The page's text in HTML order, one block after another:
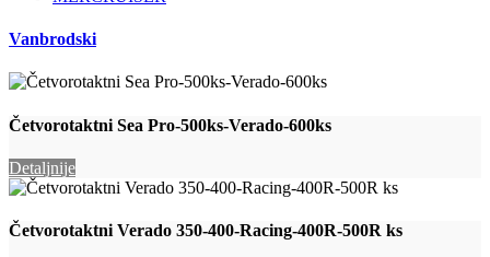
Vanbrodski
Četvorotaktni Sea Pro-500ks-Verado-600ks
Detaljnije
Četvorotaktni Verado 350-400-Racing-400R-500R ks